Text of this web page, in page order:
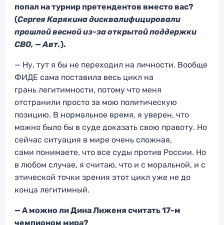
попал на турнир претендентов вместо вас?
(Сергея Карякина дисквалифицировали
прошлой весной из-за открытой поддержки
СВО, — Авт.).
— Ну, тут я бы не переходил на личности. Вообще
ФИДЕ сама поставила весь цикл на
грань легитимности, потому что меня
отстранили просто за мою политическую
позицию. В нормальное время, я уверен, что
можно было бы в суде доказать свою правоту. Но
сейчас ситуация в мире очень сложная,
сами понимаете, что все суды против России. Но
в любом случае, я считаю, что и с моральной, и с
этической точки зрения этот цикл уже не до
конца легитимный.
— А можно ли Дина Лиженя считать 17-м
чемпионом мира?